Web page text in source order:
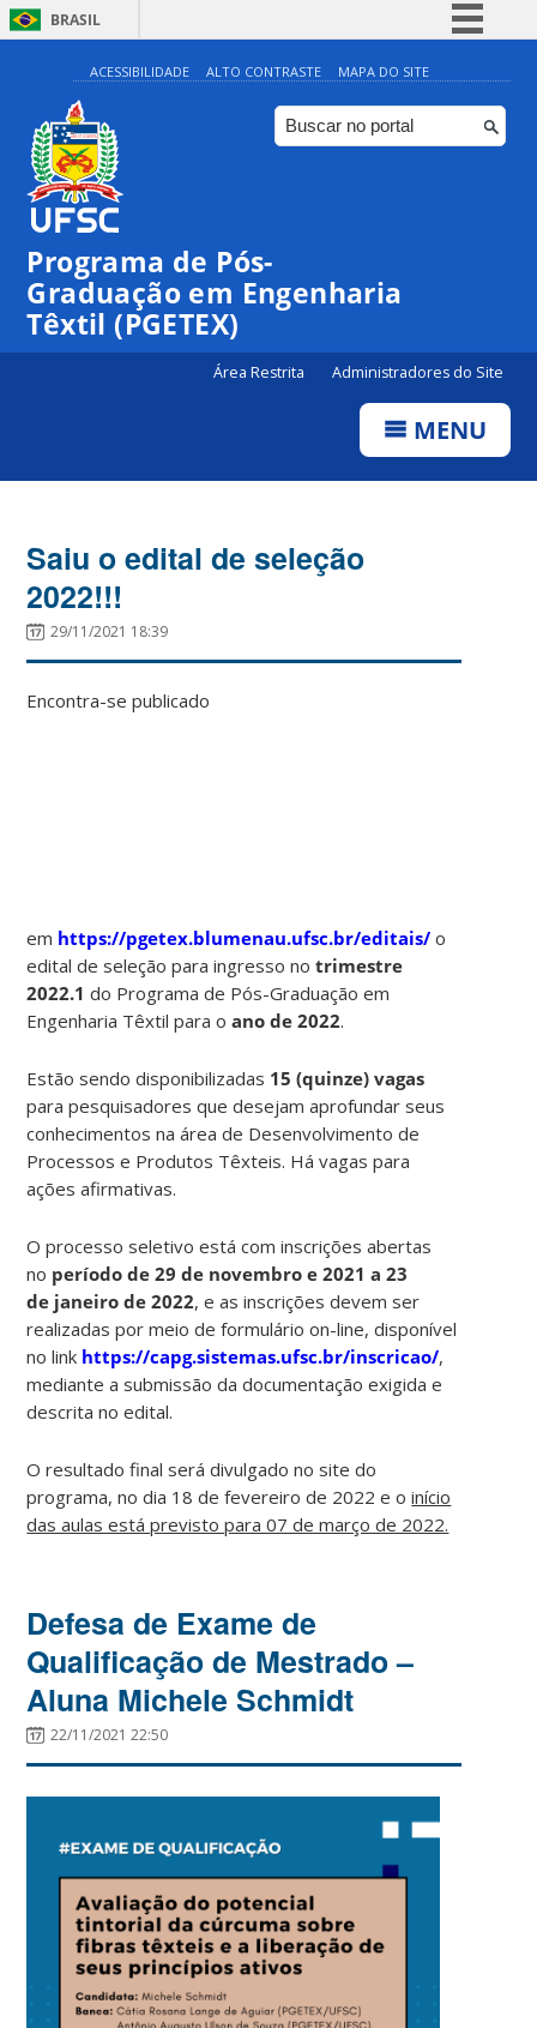
BRASIL
Simplifique!
Comunica BR
Participe
ACESSIBILIDADE ALTO CONTRASTE MAPA DO SITE
Programa de Pós-
Graduação em Engenharia
Têxtil (PGETEX)
Área Restrita Administradores do Site
MENU
Saiu o edital de seleção
2022!!!
29/11/2021 18:39
Encontra-se publicado
em https://pgetex.blumenau.ufsc.br/editais/o
edital de seleção para ingresso notrimestre
2022.1 do Programa de Pós-Graduação em
Engenharia Têxtil para oano de 2022.
Estão sendo disponibilizadas 15 (quinze) vagas
para pesquisadores que desejam aprofundar seus
conhecimentos na área de Desenvolvimento de
Processos e Produtos Têxteis. Há vagas para
ações afirmativas.
O processo seletivo está com inscrições abertas
no período de 29 de novembro e 2021 a 23
de janeiro de 2022, e as inscrições devem ser
realizadas por meio de formulário on-line, disponível
no link https://capg.sistemas.ufsc.br/inscricao/,
mediante a submissão da documentação exigida e
descrita no edital.
O resultado final será divulgado no site do
programa, no dia 18 de fevereiro de 2022 e oinício
das aulas está previsto para 07 de março de 2022.
Defesa de Exame de
Qualificação de Mestrado –
Aluna Michele Schmidt
22/11/2021 22:50